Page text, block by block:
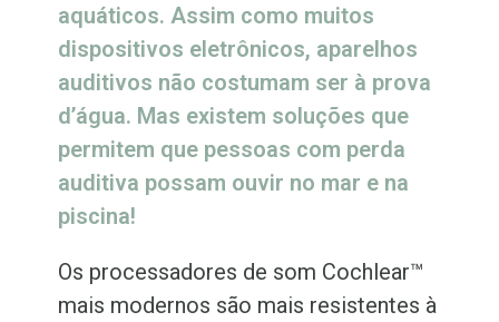
aquáticos. Assim como muitos
dispositivos eletrônicos, aparelhos
auditivos não costumam ser à prova
d’água. Mas existem soluções que
permitem que pessoas com perda
auditiva possam ouvir no mar e na
piscina!
Os processadores de som Cochlear™
mais modernos são mais resistentes à